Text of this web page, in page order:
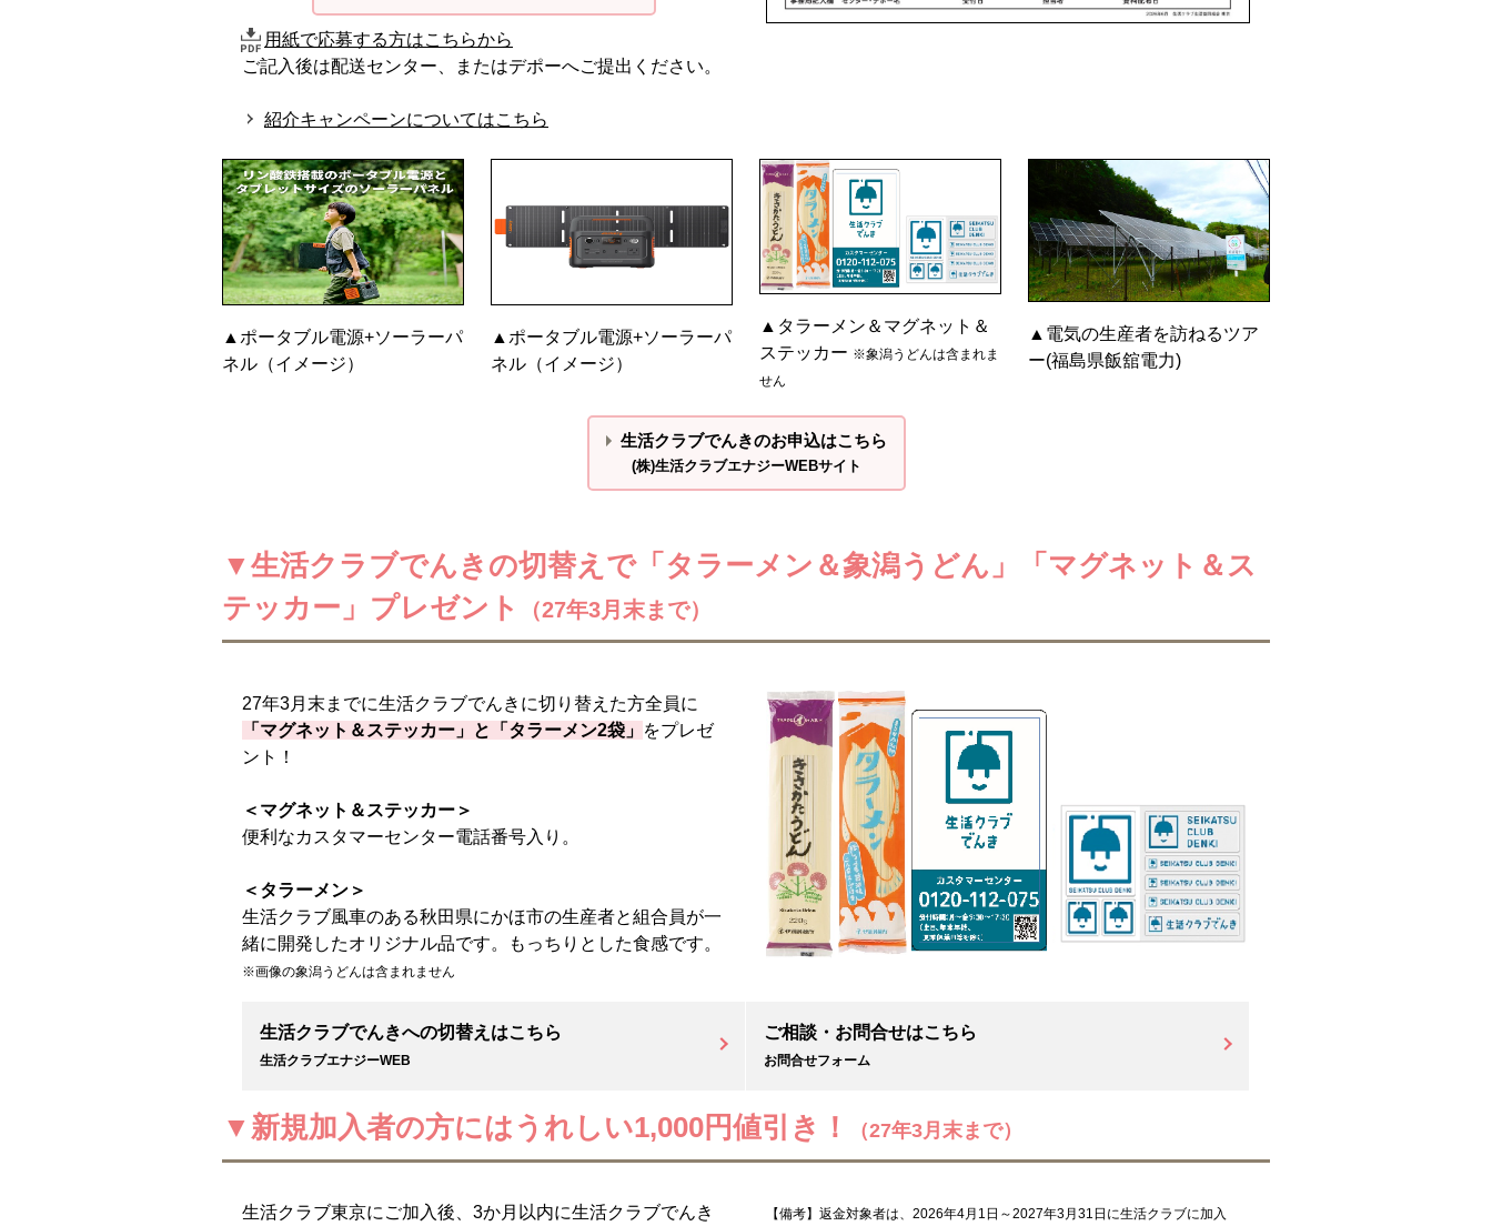
用紙で応募する方はこちらから
ご記入後は配送センター、またはデポーへご提出ください。
紹介キャンペーンについてはこちら
▲ポータブル電源+ソーラーパ
ネル（イメージ）
▲ポータブル電源+ソーラーパ
ネル（イメージ）
▲タラーメン＆マグネット＆
ステッカー ※象潟うどんは含まれま
せん
▲電気の生産者を訪ねるツア
ー(福島県飯舘電力)
生活クラブでんきのお申込はこちら
(株)生活クラブエナジーWEBサイト
▼生活クラブでんきの切替えで「タラーメン＆象潟うどん」「マグネット＆ス
テッカー」プレゼント
（27年3月末まで）
27年3月末までに生活クラブでんきに切り替えた方全員に
「マグネット＆ステッカー」と「タラーメン2袋」 をプレゼ
ント！
＜マグネット＆ステッカー＞
便利なカスタマーセンター電話番号入り。
＜タラーメン＞
生活クラブ風車のある秋田県にかほ市の生産者と組合員が一
緒に開発したオリジナル品です。もっちりとした食感です。
※画像の象潟うどんは含まれません
生活クラブでんきへの切替えはこちら
生活クラブエナジーWEB
ご相談・お問合せはこちら
お問合せフォーム
▼新規加入者の方にはうれしい1,000円値引き！ （27年3月末まで）
生活クラブ東京にご加入後、3か月以内に生活クラブでんき
【備考】返金対象者は、2026年4月1日～2027年3月31日に生活クラブに加入